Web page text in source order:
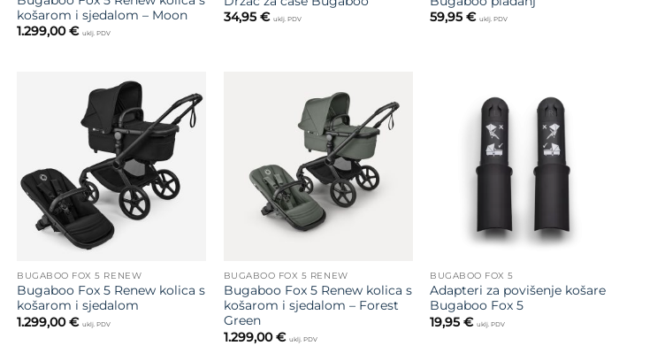
košarom i sjedalom – Moon
1.299,00€ uklj. PDV
34,95 € uklj. PDV
59,95€ uklj. PDV
Dodajte
na listu
želja
BUGABOO FOX 5 RENEW
Bugaboo Fox 5 Renew kolica s
košarom i sjedalom
1.299,00€ uklj. PDV
Dodajte
na listu
želja
BUGABOO FOX 5 RENEW
Bugaboo Fox 5 Renew kolica s
košarom i sjedalom – Forest
Green
1.299,00€ uklj. PDV
BUGABOO FOX 5
Adapteri za povišenje košare
Bugaboo Fox 5
19,95€ uklj. PDV